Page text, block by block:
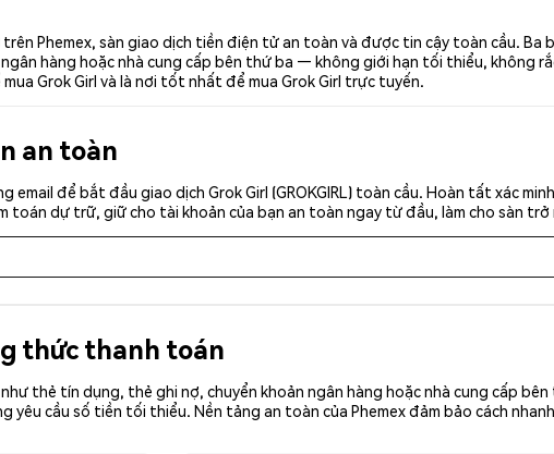
trên Phemex, sàn giao dịch tiền điện tử an toàn và được tin cậy toàn cầu.
hàng hoặc nhà cung cấp bên thứ ba — không giới hạn tối thiểu, không
Grok Girl và là nơi tốt nhất để mua Grok Girl trực tuyến.
an toàn
email để bắt đầu giao dịch Grok Girl (GROKGIRL) toàn cầu. Hoàn tất xác
toán dự trữ, giữ cho tài khoản của bạn an toàn ngay từ đầu, làm cho sàn
thức thanh toán
thẻ tín dụng, thẻ ghi nợ, chuyển khoản ngân hàng hoặc nhà cung cấp
cầu số tiền tối thiểu. Nền tảng an toàn của Phemex đảm bảo cách